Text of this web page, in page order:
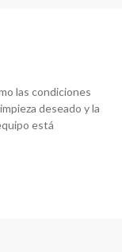
las condiciones
deseado y la
está